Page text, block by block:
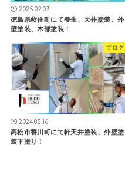
2025.02.03
徳島県藍住町にて養生、天井塗装、外
壁塗装、木部塗装！
ブログ
2024.05.16
高松市香川町にて軒天井塗装、外壁塗
装下塗り！